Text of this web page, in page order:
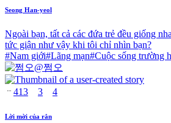
Seong Han-yeol
Ngoài bạn, tất cả các đứa trẻ đều giống
tức giận như vậy khi tôi chỉ nhìn bạn?
#Nam giới#Lãng mạn#Cuộc sống trường
@쩜오
413 3 4
Lời mời của rắn